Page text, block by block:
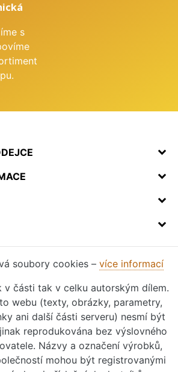
s
soubory cookies – více informací
v části tak v celku autorským dílem.
webu (texty, obrázky, parametry,
ani další části serveru) nesmí být
reprodukována bez výslovného
Názvy a označení výrobků,
mohou být registrovanými